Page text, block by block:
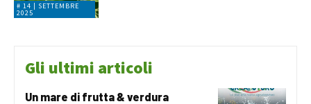
# 14 | SETTEMBRE
2025
Gli ultimi articoli
Un mare di frutta & verdura